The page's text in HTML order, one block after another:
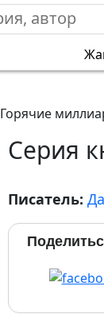
Горячие
Серия
Писатель: